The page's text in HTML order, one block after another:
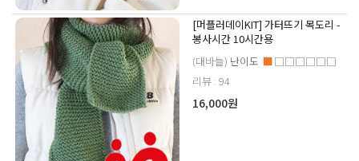
[머플러데이KIT] 가터뜨기 목도리 -
봉사시간 10시간용
(대바늘) 난이도 ■□□□□□□
리뷰 : 94
16,000원